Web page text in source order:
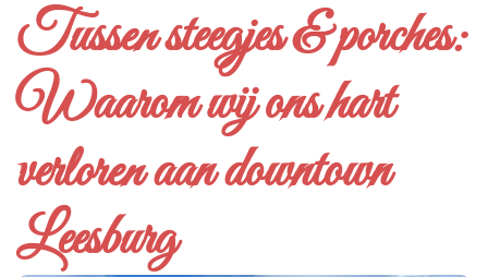
Tussen steegjes & porches:
Waarom wij ons hart
verloren aan downtown
Leesburg